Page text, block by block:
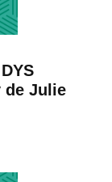
de Julie